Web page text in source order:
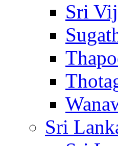
Sri
Sri